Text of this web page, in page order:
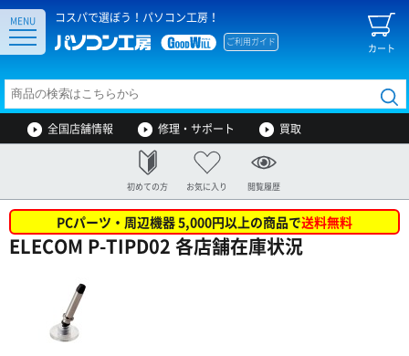
コスパで選ぼう！パソコン工房！
カート
ご利用ガイド
MENU
全国店舗情報 修理・サポート 買取
初めての方 お気に入り 閲覧履歴
PCパーツ・周辺機器 5,000円以上の商品で送料無料
ELECOM P-TIPD02 各店舗在庫状況